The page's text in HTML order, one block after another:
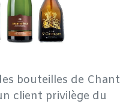
bouteilles de Chant
client privilège du